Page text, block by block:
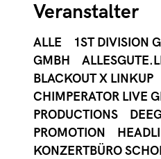
Veranstalter
ALLE 1ST DIVISION
GMBH
BLACKOUT X LINKUP
CHIMPERATOR LIVE
PRODUCTIONS
PROMOTION
KONZERTBÜRO